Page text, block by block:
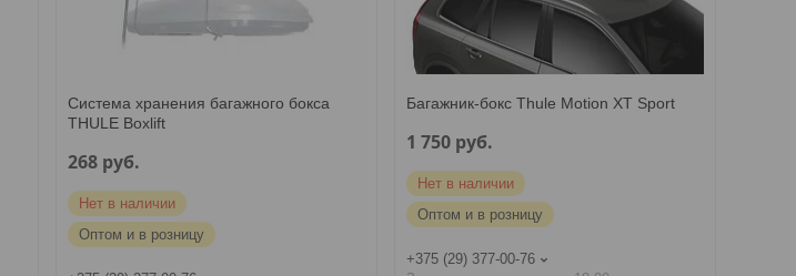
Система хранения багажного бокса
THULE Boxlift
268 руб.
Нет в наличии
Оптом и в розницу
Багажник-бокс Thule Motion XT Sport
1 750 руб.
Нет в наличии
Оптом и в розницу
+375 (29) 377-00-76